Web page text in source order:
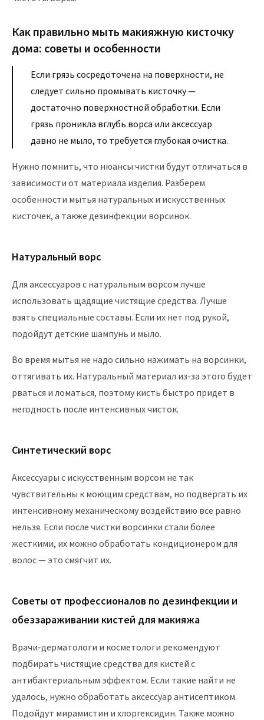
Как правильно мыть макияжную кисточку
дома: советы и особенности
Если грязь сосредоточена на поверхности, не
следует сильно промывать кисточку —
достаточно поверхностной обработки. Если
грязь проникла вглубь ворса или аксессуар
давно не мыло, то требуется глубокая очистка.
Нужно помнить, что нюансы чистки будут отличаться в
зависимости от материала изделия. Разберем
особенности мытья натуральных и искусственных
кисточек, а также дезинфекции ворсинок.
Натуральный ворс
Для аксессуаров с натуральным ворсом лучше
использовать щадящие чистящие средства. Лучше
взять специальные составы. Если их нет под рукой,
подойдут детские шампунь и мыло.
Во время мытья не надо сильно нажимать на ворсинки,
оттягивать их. Натуральный материал из-за этого будет
рваться и ломаться, поэтому кисть быстро придет в
негодность после интенсивных чисток.
Синтетический ворс
Аксессуары с искусственным ворсом не так
чувствительны к моющим средствам, но подвергать их
интенсивному механическому воздействию все равно
нельзя. Если после чистки ворсинки стали более
жесткими, их можно обработать кондиционером для
волос — это смягчит их.
Советы от профессионалов по дезинфекции и
обеззараживании кистей для макияжа
Врачи-дерматологи и косметологи рекомендуют
подбирать чистящие средства для кистей с
антибактериальным эффектом. Если такие найти не
удалось, нужно обработать аксессуар антисептиком.
Подойдут мирамистин и хлоргексидин. Также можно